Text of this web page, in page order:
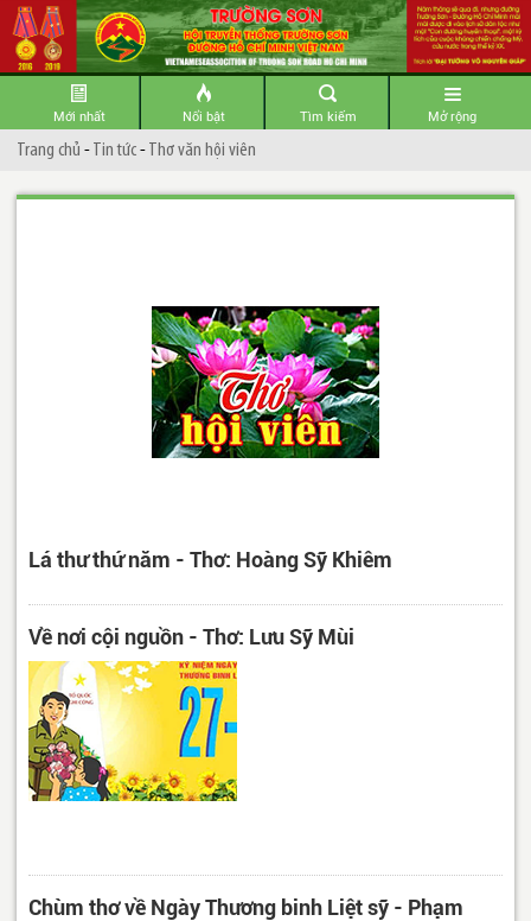
Mới nhất Nổi bật Tìm kiếm Mở rộng
Trang chủ -Tin tức-Thơ văn hội viên
Lá thư thứ năm - Thơ: Hoàng Sỹ Khiêm
Về nơi cội nguồn - Thơ: Lưu Sỹ Mùi
Chùm thơ về Ngày Thương binh Liệt sỹ - Phạm